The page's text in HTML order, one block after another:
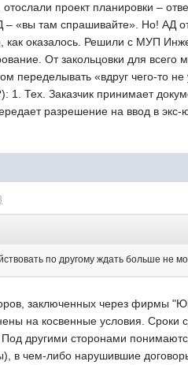
проект планировки –
– «вы там спрашивайте». Но! АД
оказалось. Решили с МУП
От закольцовки для всего
переделывать «вдруг чего-то
Тех. Заказчик принимает
разрешение на ввод в экс-
по другому ждать больше не
заключенных через фирмы
на косвенные условия. Сроки
Под другими сторонами
в чем-либо нарушившие